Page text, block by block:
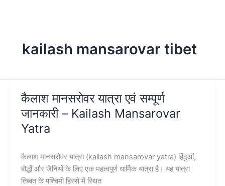
kailash mansarovar tibet
कैलाश मानसरोवर यात्रा एवं सम्पूर्ण
जानकारी – Kailash Mansarovar
Yatra
कैलाश मानसरोवर यात्रा (kailash mansarovar yatra) हिंदुओं,
बौद्धों और जैनियों के लिए एक महत्वपूर्ण धार्मिक यात्रा है। यह यात्रा
तिब्बत के पश्चिमी हिस्से में स्थित